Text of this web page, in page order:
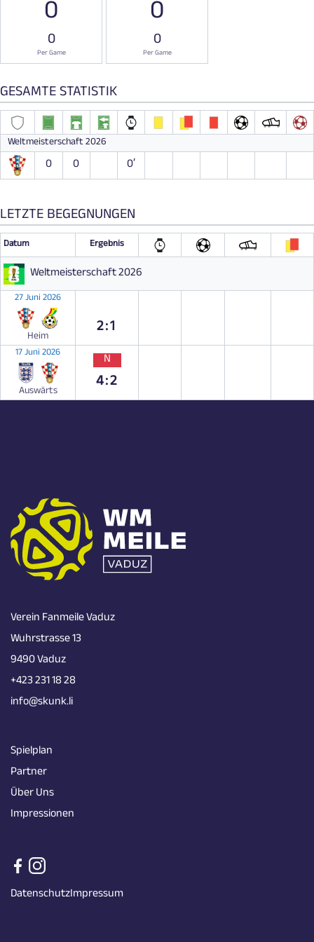
0
0
Per Game
0
0
Per Game
GESAMTE STATISTIK
Weltmeisterschaft 2026
0 0 0′
LETZTE BEGEGNUNGEN
Datum Ergebnis
Weltmeisterschaft 2026
27 Juni 2026
Heim 2:1
17 Juni 2026
Auswärts
N
4:2
Verein Fanmeile Vaduz
Wuhrstrasse 13
9490 Vaduz
+423 231 18 28
info@skunk.li
Spielplan
Partner
Über Uns
Impressionen
DatenschutzImpressum